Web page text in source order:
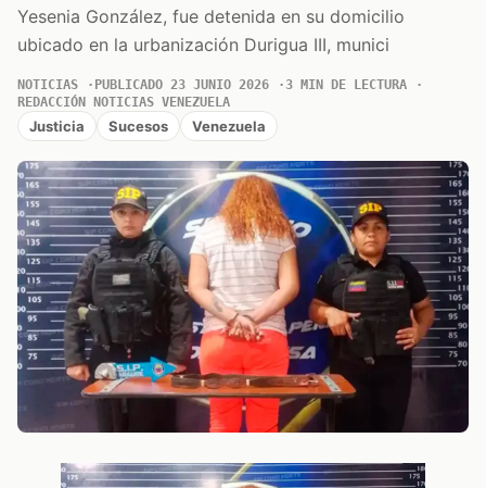
Yesenia González, fue detenida en su domicilio
ubicado en la urbanización Durigua III, munici
NOTICIAS PUBLICADO 23 JUNIO 2026
3 MIN DE LECTURA
REDACCIÓN NOTICIAS VENEZUELA
Justicia Sucesos Venezuela